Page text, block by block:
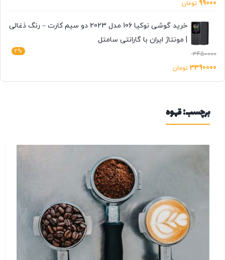
99000 تومان
خرید گوشی نوکیا 106 مدل 2023 دو سیم کارت – رنگ ذغالی
| مونتاژ ایران با گارانتی سامتل
2% 3450000
3390000 تومان
برچسب:قهوه